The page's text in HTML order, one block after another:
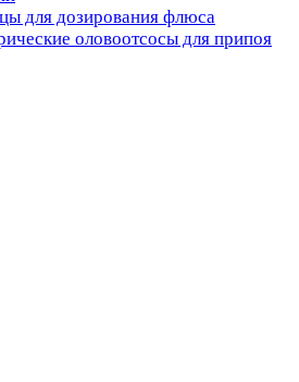
для дозирования флюса
оловоотсосы для припоя